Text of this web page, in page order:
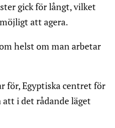
gick för långt, vilket
att agera.
helst om man arbetar
för, Egyptiska centret för
att i det rådande läget